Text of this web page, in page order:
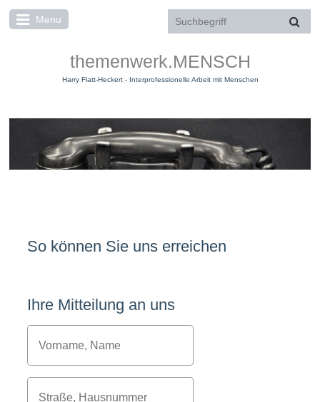
Menu
themenwerk.MENSCH
Harry Flatt-Heckert - Interprofessionelle Arbeit mit Menschen
So können Sie uns erreichen
Ihre Mitteilung an uns